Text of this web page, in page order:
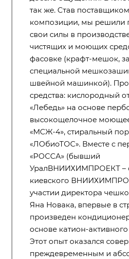
так же. Став
композиции, мы решили
свои силы в
чистящих и моющих
фасовке (крафт-мешок,
специальной
швейной машинкой).
средства: кислородный
«Лебедь» на основе
высокощелочное
«МСЖ-4», стиральный
«ЛОбиоТОС». Вместе с
«РОССА» (бывший
УралВНИИХИМПРОЕКТ –
киевского
участии директора
Яна Новака, впервые в
произведен
основе катион-
Этот опыт оказался
преждевременным и